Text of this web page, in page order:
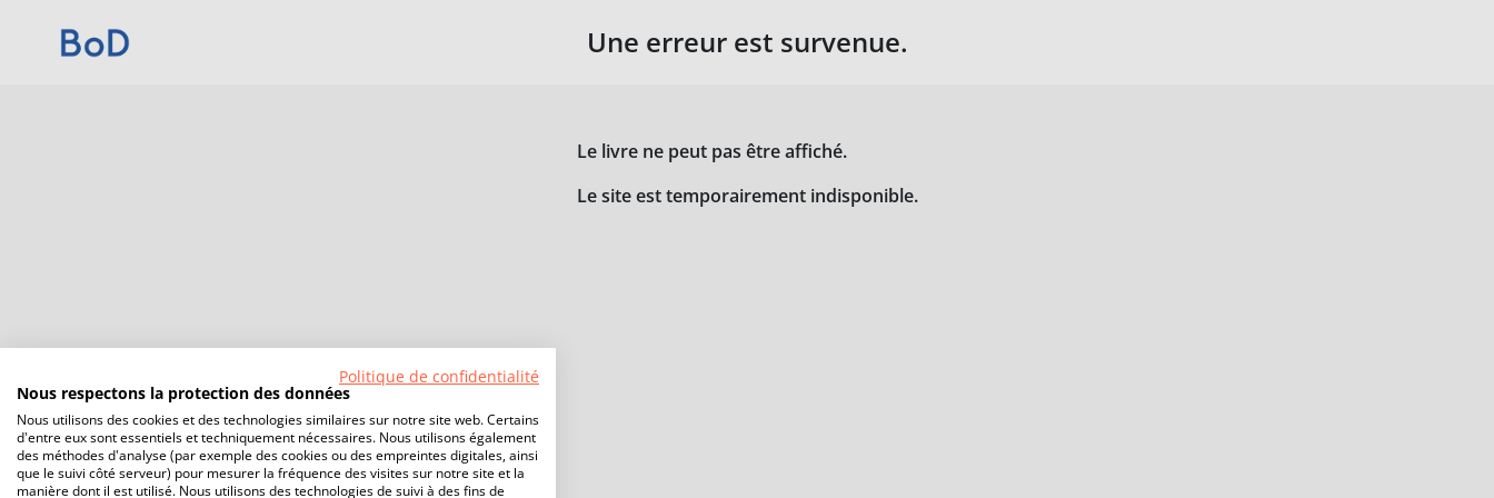
Une erreur est survenue.
Le livre ne peut pas être affiché.
Le site est temporairement indisponible.
Politique de confidentialité
Nous respectons la protection des données
Nous utilisons des cookies et des technologies similaires sur notre site web. Certains
d'entre eux sont essentiels et techniquement nécessaires. Nous utilisons également
des méthodes d'analyse (par exemple des cookies ou des empreintes digitales, ainsi
que le suivi côté serveur) pour mesurer la fréquence des visites sur notre site et la
manière dont il est utilisé. Nous utilisons des technologies de suivi à des fins de